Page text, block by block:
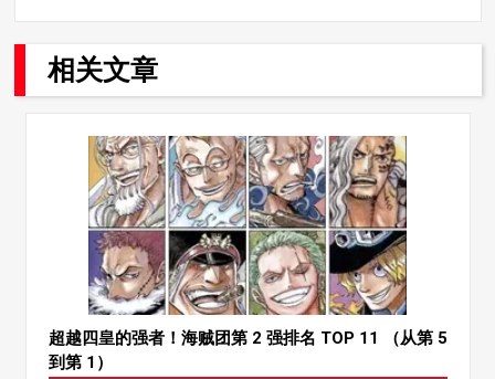
相关文章
超越四皇的强者！海贼团第 2 强排名 TOP 11 （从第 5
到第 1）